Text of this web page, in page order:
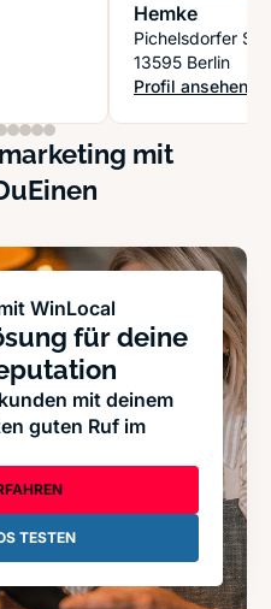
Hemke
Pichelsdorfer
13595 Berlin
Profil ansehen
: BABOR
mit
WinLocal
für deine
mit deinem
guten Ruf im
TESTEN